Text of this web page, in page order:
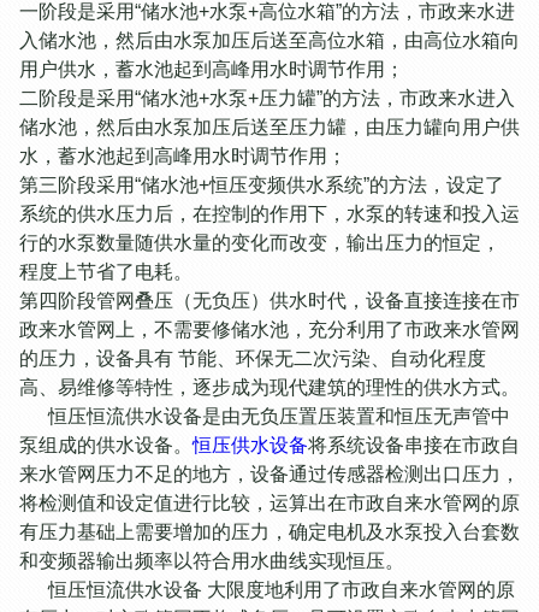
一阶段是采用“储水池+水泵+高位水箱”的方法，市政来水进
入储水池，然后由水泵加压后送至高位水箱，由高位水箱向
用户供水，蓄水池起到高峰用水时调节作用；
二阶段是采用“储水池+水泵+压力罐”的方法，市政来水进入
储水池，然后由水泵加压后送至压力罐，由压力罐向用户供
水，蓄水池起到高峰用水时调节作用；
第三阶段采用“储水池+恒压变频供水系统”的方法，设定了
系统的供水压力后，在控制的作用下，水泵的转速和投入运
行的水泵数量随供水量的变化而改变，输出压力的恒定，
程度上节省了电耗。
第四阶段管网叠压（无负压）供水时代，设备直接连接在市
政来水管网上，不需要修储水池，充分利用了市政来水管网
的压力，设备具有 节能、环保无二次污染、自动化程度
高、易维修等特性，逐步成为现代建筑的理性的供水方式。
恒压恒流供水设备是由无负压置压装置和恒压无声管中
泵组成的供水设备。恒压供水设备将系统设备串接在市政自
来水管网压力不足的地方，设备通过传感器检测出口压力，
将检测值和设定值进行比较，运算出在市政自来水管网的原
有压力基础上需要增加的压力，确定电机及水泵投入台套数
和变频器输出频率以符合用水曲线实现恒压。
恒压恒流供水设备 大限度地利用了市政自来水管网的原